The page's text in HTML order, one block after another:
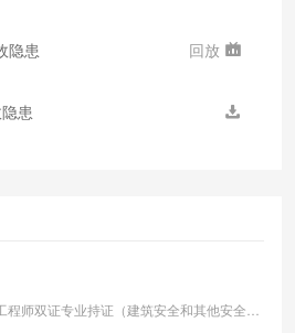
隐患 回放
患